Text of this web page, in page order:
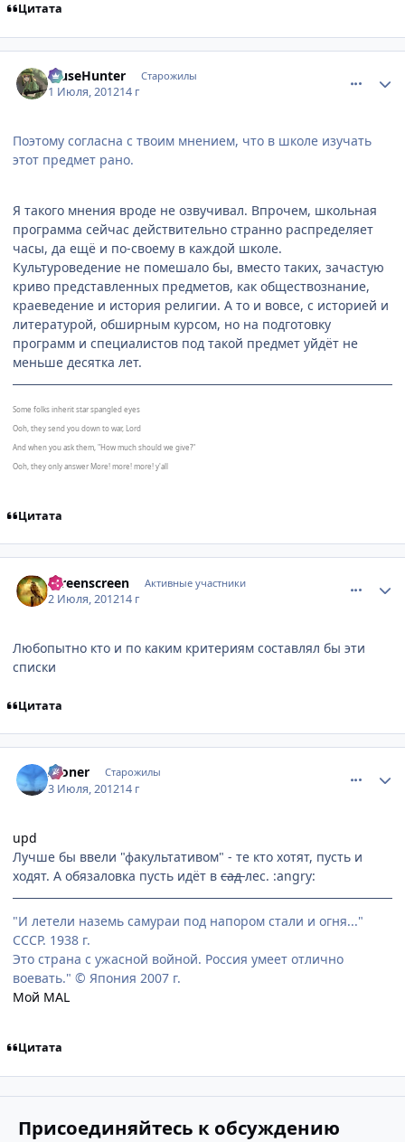
Цитата
MuseHunter Старожилы
1 Июля, 201214 г
Поэтому согласна с твоим мнением, что в школе изучать
этот предмет рано.
Я такого мнения вроде не озвучивал. Впрочем, школьная
программа сейчас действительно странно распределяет
часы, да ещё и по-своему в каждой школе.
Культуроведение не помешало бы, вместо таких, зачастую
криво представленных предметов, как обществознание,
краеведение и история религии. А то и вовсе, с историей и
литературой, обширным курсом, но на подготовку
программ и специалистов под такой предмет уйдёт не
меньше десятка лет.
Some folks inherit star spangled eyes
Ooh, they send you down to war, Lord
And when you ask them, "How much should we give?"
Ooh, they only answer More! more! more! y'all
Цитата
screenscreen Активные участники
2 Июля, 201214 г
Любопытно кто и по каким критериям составлял бы эти
списки
Цитата
Aloner Старожилы
3 Июля, 201214 г
upd
Лучше бы ввели "факультативом" - те кто хотят, пусть и
ходят. А обязаловка пусть идёт в садлес. :angry:
"И летели наземь самураи под напором стали и огня..."
СССР. 1938 г.
Это страна с ужасной войной. Россия умеет отлично
воевать." © Япония 2007 г.
Мой MAL
Цитата
Присоединяйтесь к обсуждению